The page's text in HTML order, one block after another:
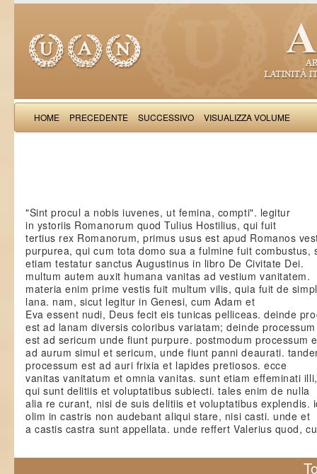
HOME PRECEDENTE SUCCESSIVO VISUALIZZA VOLUME
"Sint procul a nobis iuvenes, ut femina, compti". legitur
in ystoriis Romanorum quod Tulius Hostilius, qui fuit
tertius rex Romanorum, primus usus est apud Romanos
purpurea, qui cum tota domo sua a fulmine fuit combustus,
etiam testatur sanctus Augustinus in libro De Civitate Dei.
multum autem auxit humana vanitas ad vestium vanitatem.
materia enim prime vestis fuit multum vilis, quia fuit de
lana. nam, sicut legitur in Genesi, cum Adam et
Eva essent nudi, Deus fecit eis tunicas pelliceas. deinde
est ad lanam diversis coloribus variatam; deinde processum
est ad sericum unde fiunt purpure. postmodum processum
ad aurum simul et sericum, unde fiunt panni deaurati.
processum est ad auri frixia et lapides pretiosos. ecce
vanitas vanitatum et omnia vanitas. sunt etiam effeminati illi,
qui sunt delitiis et voluptatibus subiecti. tales enim de nulla
alia re curant, nisi de suis delitiis et voluptatibus explendis.
olim in castris non audebant aliqui stare, nisi casti. unde et
a castis castra sunt appellata. unde reffert Valerius quod,